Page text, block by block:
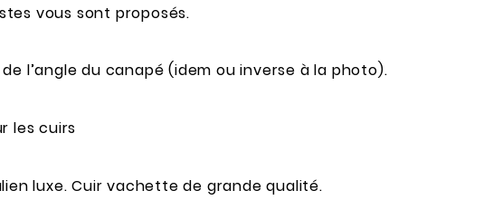
vous sont proposés.
l’angle du canapé (idem ou inverse à la photo).
les cuirs
luxe. Cuir vachette de grande qualité.